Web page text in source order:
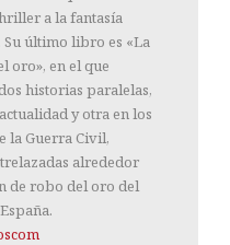
a la fantasía
último libro es «La
oro», en el que
historias paralelas,
y otra en los
la Guerra Civil,
alrededor
de robo del oro del